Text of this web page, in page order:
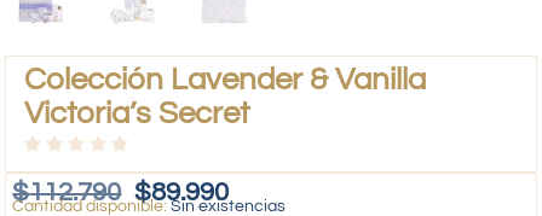
Colección Lavender & Vanilla
Victoria’s Secret
$112.790 $89.990
Sin existencias